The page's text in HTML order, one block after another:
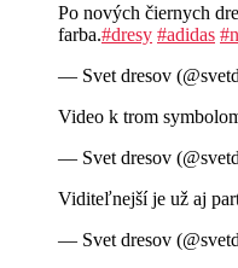
Po nových čiernych
farba.#dresy #adidas
— Svet dresov
Video k trom
— Svet dresov
Viditeľnejší je už aj
— Svet dresov